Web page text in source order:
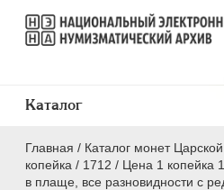
Главная / Каталог монет
копейка / 1712 / Цена 1 копейка
в плаще, все разновидности с
Каталог